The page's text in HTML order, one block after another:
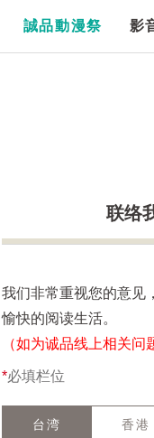
誠品動漫祭 影
联络
我们非常重视您的意见
愉快的阅读生活。
（如为诚品线上相关问
*必填栏位
台湾 香港